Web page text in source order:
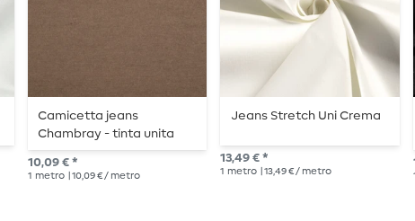
Camicetta jeans
Chambray - tinta unita
marrone
10,09 € *
1 metro | 10,09 € / metro
Jeans Stretch Uni Crema
13,49 € *
1 metro | 13,49 € / metro